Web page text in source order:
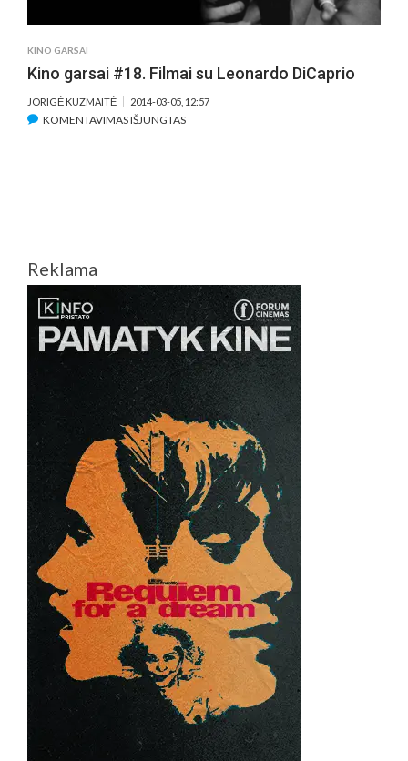
KINO GARSAI
Kino garsai #18. Filmai su Leonardo DiCaprio
JORIGĖ KUZMAITĖ 2014-03-05, 12:57
KOMENTAVIMAS IŠJUNGTASĮRAŠE
Reklama